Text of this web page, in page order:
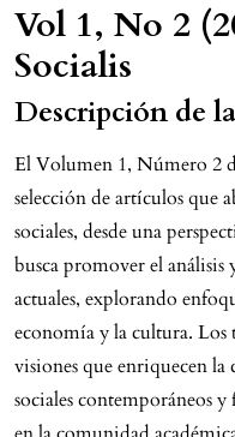
Vol 1, No 2
Socialis
Descripción de
El Volumen 1, Número 2
selección de artículos que
sociales, desde una
busca promover el análisis
actuales, explorando
economía y la cultura. Los
visiones que enriquecen la
sociales contemporáneos